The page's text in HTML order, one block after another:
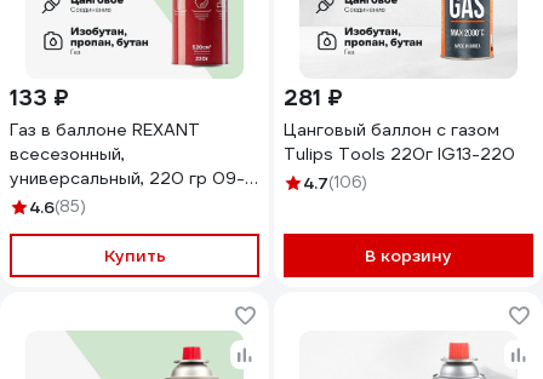
133 ₽
Газ в баллоне REXANT
всесезонный,
универсальный, 220 гр 09-
14144.6(85)
Купить
281 ₽
Цанговый баллон с газом
Tulips Tools 220г IG13-220
4.7(106)
В корзину